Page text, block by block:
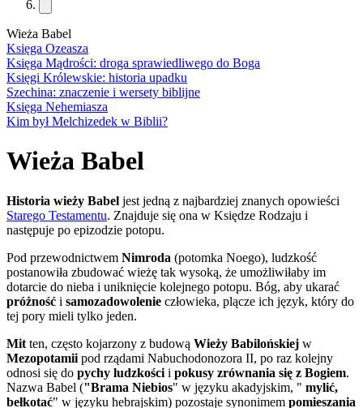
Wieża Babel
Księga Ozeasza
Księga Mądrości: droga sprawiedliwego do Boga
Księgi Królewskie: historia upadku
Szechina: znaczenie i wersety biblijne
Księga Nehemiasza
Kim był Melchizedek w Biblii?
Wieża Babel
Historia wieży Babel jest jedną z najbardziej znanych opowieści
Starego Testamentu. Znajduje się ona w Księdze Rodzaju i
następuje po epizodzie potopu.
Pod przewodnictwem Nimroda (potomka Noego), ludzkość
postanowiła zbudować wieżę tak wysoką, że umożliwiłaby im
dotarcie do nieba i uniknięcie kolejnego potopu. Bóg, aby ukarać
próżność i samozadowolenie człowieka, plącze ich język, który do
tej pory mieli tylko jeden.
Mit ten, często kojarzony z budową Wieży Babilońskiej w
Mezopotamii pod rządami Nabuchodonozora II, po raz kolejny
odnosi się do pychy ludzkości i pokusy zrównania się z Bogiem.
Nazwa Babel ("Brama Niebios" w języku akadyjskim, " mylić,
bełkotać" w języku hebrajskim) pozostaje synonimem pomieszania